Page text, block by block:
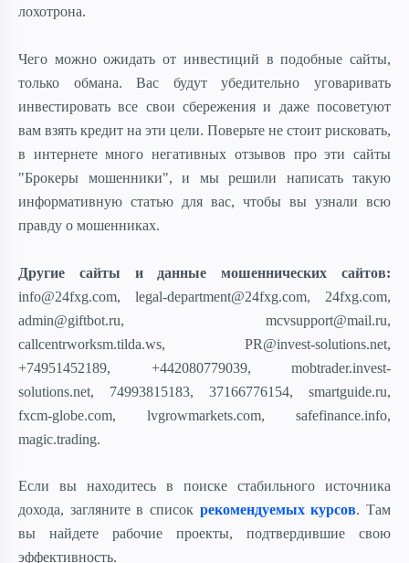
лохотрона.
Чего можно ожидать от инвестиций в подобные сайты,
только обмана. Вас будут убедительно уговаривать
инвестировать все свои сбережения и даже посоветуют
вам взять кредит на эти цели. Поверьте не стоит рисковать,
в интернете много негативных отзывов про эти сайты
"Брокеры мошенники", и мы решили написать такую
информативную статью для вас, чтобы вы узнали всю
правду о мошенниках.
Другие сайты и данные мошеннических сайтов:
info@24fxg.com, legal-department@24fxg.com, 24fxg.com,
admin@giftbot.ru, mcvsupport@mail.ru,
callcentrworksm.tilda.ws, PR@invest-solutions.net,
+74951452189, +442080779039, mobtrader.invest-
solutions.net, 74993815183, 37166776154, smartguide.ru,
fxcm-globe.com, lvgrowmarkets.com, safefinance.info,
magic.trading.
Если вы находитесь в поиске стабильного источника
дохода, загляните в список рекомендуемых курсов. Там
вы найдете рабочие проекты, подтвердившие свою
эффективность.